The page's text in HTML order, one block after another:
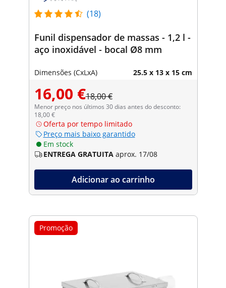
(18)
Funil dispensador de massas - 1,2 l -
aço inoxidável - bocal Ø8 mm
Dimensões (CxLxA) 25.5 x 13 x 15 cm
16,00 €18,00 €
Menor preço nos últimos 30 dias antes do desconto:
18,00 €
Oferta por tempo limitado
Preço mais baixo garantido
Em stock
ENTREGA GRATUITA aprox. 17/08
Adicionar ao carrinho
Promoção